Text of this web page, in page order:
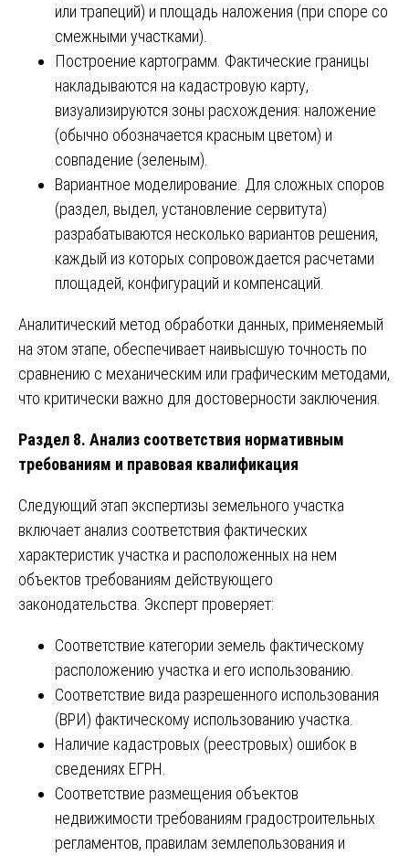
или трапеций) и площадь наложения (при споре со
смежными участками).
Построение картограмм. Фактические границы
накладываются на кадастровую карту,
визуализируются зоны расхождения: наложение
(обычно обозначается красным цветом) и
совпадение (зеленым).
Вариантное моделирование. Для сложных споров
(раздел, выдел, установление сервитута)
разрабатываются несколько вариантов решения,
каждый из которых сопровождается расчетами
площадей, конфигураций и компенсаций.
Аналитический метод обработки данных, применяемый
на этом этапе, обеспечивает наивысшую точность по
сравнению с механическим или графическим методами,
что критически важно для достоверности заключения.
Раздел 8. Анализ соответствия нормативным
требованиям и правовая квалификация
Следующий этап экспертизы земельного участка
включает анализ соответствия фактических
характеристик участка и расположенных на нем
объектов требованиям действующего
законодательства. Эксперт проверяет:
Соответствие категории земель фактическому
расположению участка и его использованию.
Соответствие вида разрешенного использования
(ВРИ) фактическому использованию участка.
Наличие кадастровых (реестровых) ошибок в
сведениях ЕГРН.
Соответствие размещения объектов
недвижимости требованиям градостроительных
регламентов, правилам землепользования и